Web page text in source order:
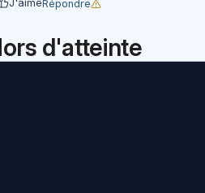
J'aimeRépondre
d'atteinte